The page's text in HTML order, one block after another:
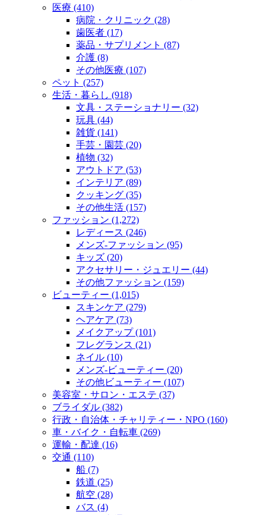
医療 (410)
病院・クリニック (28)
歯医者 (17)
薬品・サプリメント (87)
介護 (8)
その他医療 (107)
ペット (257)
生活・暮らし (918)
文具・ステーショナリー (32)
玩具 (44)
雑貨 (141)
手芸・園芸 (20)
植物 (32)
アウトドア (53)
インテリア (89)
クッキング (35)
その他生活 (157)
ファッション (1,272)
レディース (246)
メンズ‐ファッション (95)
キッズ (20)
アクセサリー・ジュエリー (44)
その他ファッション (159)
ビューティー (1,015)
スキンケア (279)
ヘアケア (73)
メイクアップ (101)
フレグランス (21)
ネイル (10)
メンズ‐ビューティー (20)
その他ビューティー (107)
美容室・サロン・エステ (37)
ブライダル (382)
行政・自治体・チャリティー・NPO (160)
車・バイク・自転車 (269)
運輸・配達 (16)
交通 (110)
船 (7)
鉄道 (25)
航空 (28)
バス (4)